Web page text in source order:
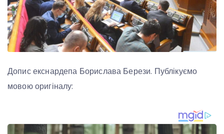
Допис екснардепа Борислава Берези. Публікуємо
мовою оригіналу: